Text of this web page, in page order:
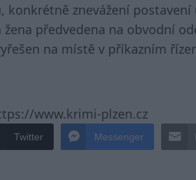
konkrétně znevážení
žena předvedena na obvodní
na místě v příkazním
www.krimi-plzen.cz
Twitter Messenger